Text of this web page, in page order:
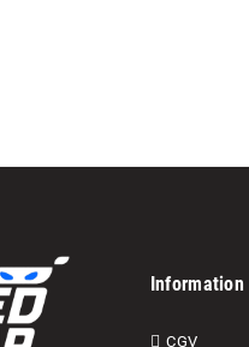
Information
CGV